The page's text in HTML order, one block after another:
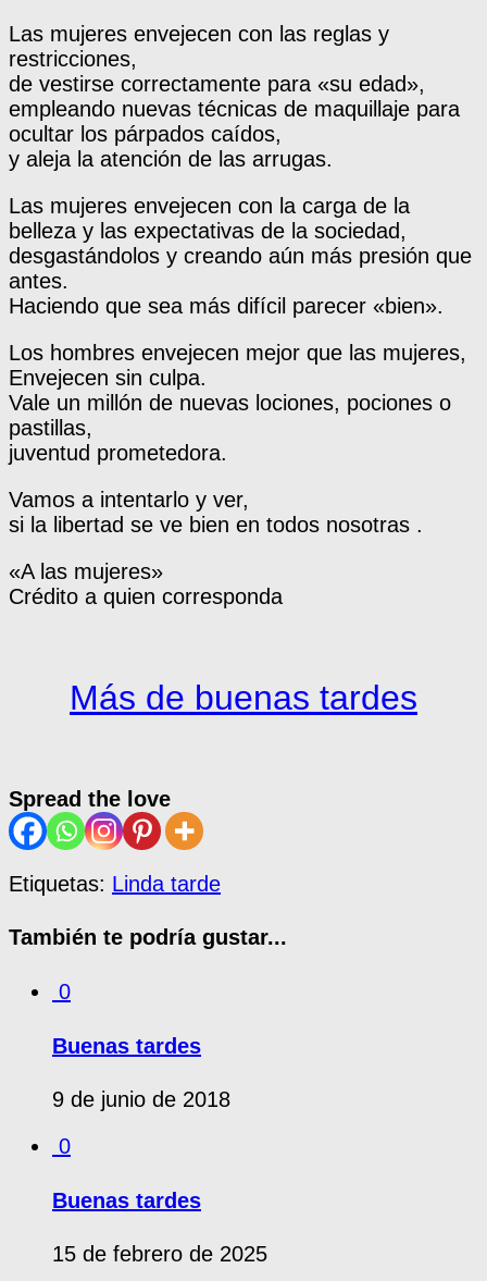
Las mujeres envejecen con las reglas y
restricciones,
de vestirse correctamente para «su edad»,
empleando nuevas técnicas de maquillaje para
ocultar los párpados caídos,
y aleja la atención de las arrugas.
Las mujeres envejecen con la carga de la
belleza y las expectativas de la sociedad,
desgastándolos y creando aún más presión que
antes.
Haciendo que sea más difícil parecer «bien».
Los hombres envejecen mejor que las mujeres,
Envejecen sin culpa.
Vale un millón de nuevas lociones, pociones o
pastillas,
juventud prometedora.
Vamos a intentarlo y ver,
si la libertad se ve bien en todos nosotras .
«A las mujeres»
Crédito a quien corresponda
Más de buenas tardes
Spread the love
Etiquetas: Linda tarde
También te podría gustar...
0
Buenas tardes
9 de junio de 2018
0
Buenas tardes
15 de febrero de 2025